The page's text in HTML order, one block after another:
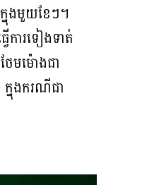
នុងមួយខែៗ។
ការទៀងទាត់
ែមម៉ោងជា
នុងករណីជា